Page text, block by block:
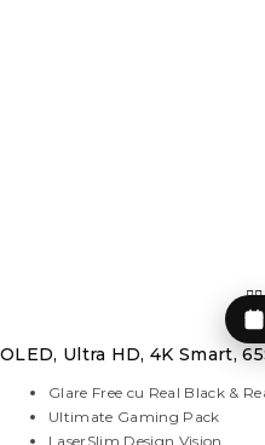
OLED, Ultra HD, 4K Smart,
Glare Free cu Real Black &
Ultimate Gaming Pack
LaserSlim Design Vision